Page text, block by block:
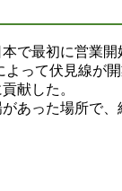
で最初に営業開
って伏見線が
献した。
あった場所で